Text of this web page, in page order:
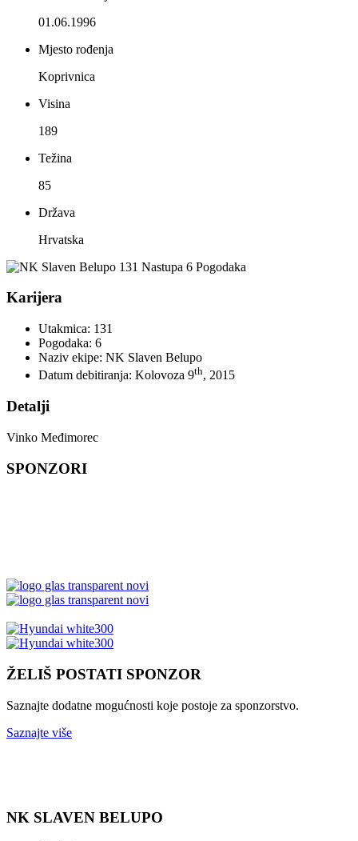
01.06.1996
Mjesto rođenja
Koprivnica
Visina
189
Težina
85
Država
Hrvatska
131 Nastupa 6 Pogodaka
Karijera
Utakmica: 131
Pogodaka: 6
Naziv ekipe: NK Slaven Belupo
Datum debitiranja: Kolovoza 9th, 2015
Detalji
Vinko Međimorec
SPONZORI
ŽELIŠ POSTATI SPONZOR
Saznajte dodatne mogućnosti koje postoje za sponzorstvo.
Saznajte više
NK SLAVEN BELUPO